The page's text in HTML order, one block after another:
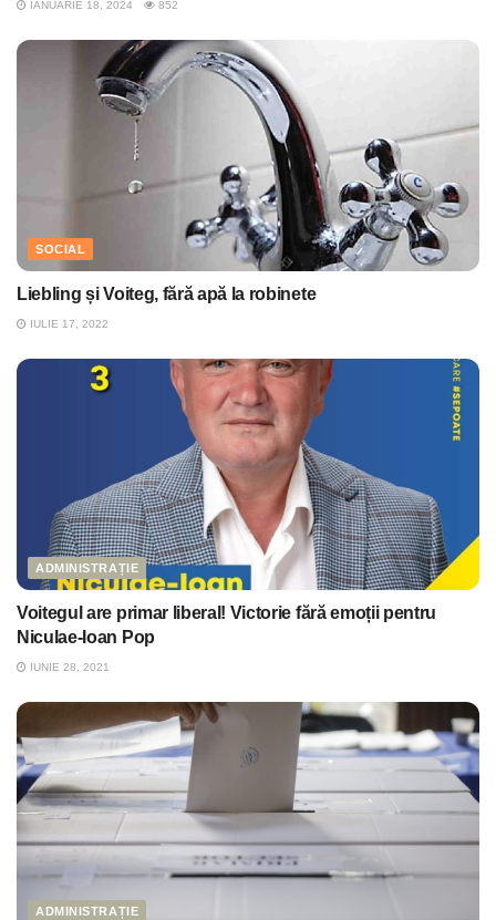
IANUARIE 18, 2024 852
SOCIAL
Liebling și Voiteg, fără apă la robinete
IULIE 17, 2022
ADMINISTRAȚIE
Voitegul are primar liberal! Victorie fără emoții pentru
Niculae-Ioan Pop
IUNIE 28, 2021
ADMINISTRAȚIE